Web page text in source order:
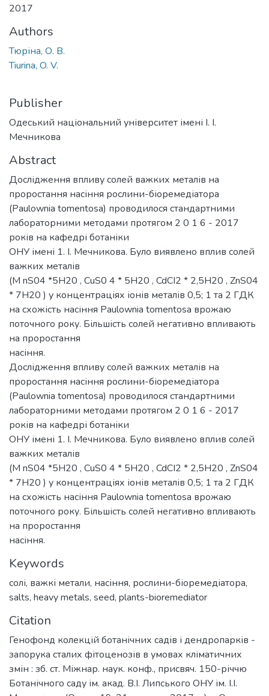
2017
Authors
Тюріна, О. В.
Tiurina, O. V.
Publisher
Одеський національний університет імені І. І.
Мечникова
Abstract
Дослідження впливу солей важких металів на
проростання насіння рослини-біоремедіатора
(Paulownia tomentosa) проводилося стандартними
лабораторними методами протягом 2 0 1 6 - 2017
років на кафедрі ботаніки
ОНУ імені 1. І. Мечникова. Було виявлено вплив солей
важких металів
(M nS04 *5Н20 , CuS0 4 * 5Н20 , CdCI2 * 2,5Н20 , ZnS04
* 7Н20 ) у концентраціях іонів металів 0,5; 1 та 2 ГДК
на схожість насіння Paulownia tomentosa врожаю
поточного року. Більшість солей негативно впливають
на проростання
насіння.
Дослідження впливу солей важких металів на
проростання насіння рослини-біоремедіатора
(Paulownia tomentosa) проводилося стандартними
лабораторними методами протягом 2 0 1 6 - 2017
років на кафедрі ботаніки
ОНУ імені 1. І. Мечникова. Було виявлено вплив солей
важких металів
(M nS04 *5Н20 , CuS0 4 * 5Н20 , CdCI2 * 2,5Н20 , ZnS04
* 7Н20 ) у концентраціях іонів металів 0,5; 1 та 2 ГДК
на схожість насіння Paulownia tomentosa врожаю
поточного року. Більшість солей негативно впливають
на проростання
насіння.
Keywords
солі, важкі метали, насіння, рослини-біоремедіатора,
salts, heavy metals, seed, plants-bioremediator
Citation
Генофонд колекцій ботанічних садів і дендропарків -
запорука сталих фітоценозів в умовах кліматичних
змін : зб. ст. Міжнар. наук. конф., присвяч. 150-річчю
Ботанічного саду ім. акад. В.І. Липського ОНУ ім. І.І.